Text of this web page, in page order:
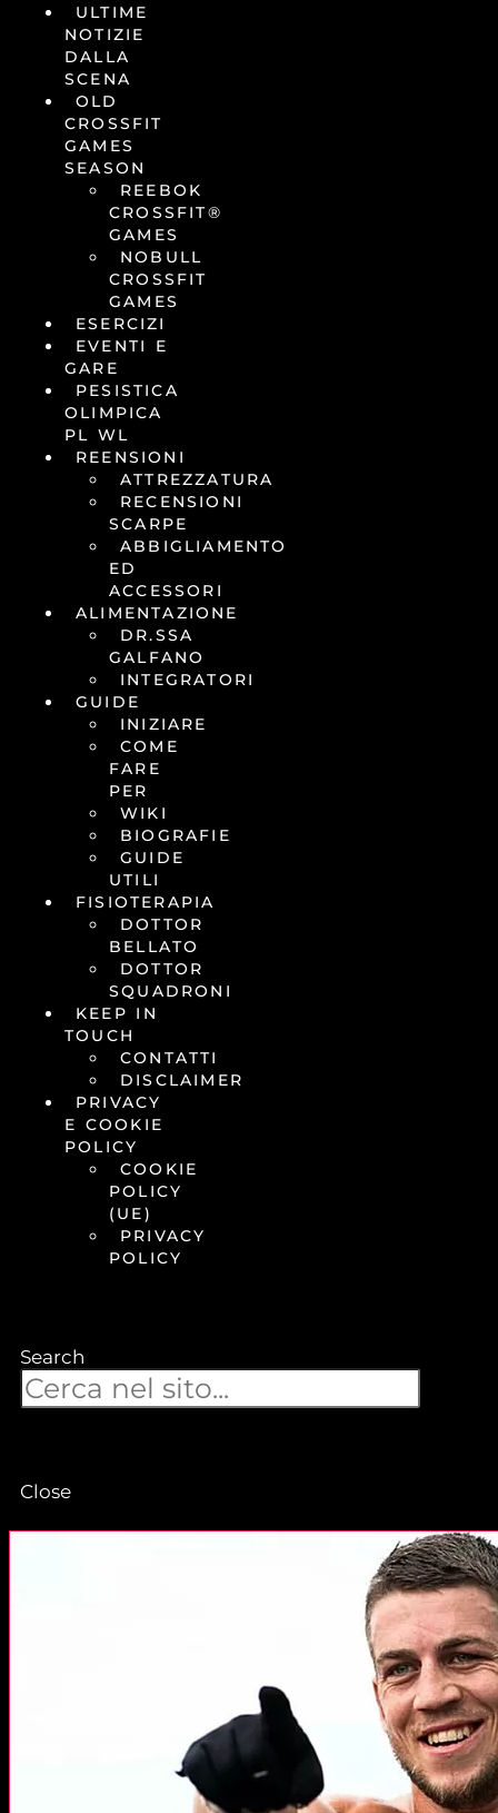
ULTIME
NOTIZIE
DALLA
SCENA
OLD
CROSSFIT
GAMES
SEASON
REEBOK
CROSSFIT®
GAMES
NOBULL
CROSSFIT
GAMES
ESERCIZI
EVENTI E
GARE
PESISTICA
OLIMPICA
PL WL
REENSIONI
ATTREZZATURA
RECENSIONI
SCARPE
ABBIGLIAMENTO
ED
ACCESSORI
ALIMENTAZIONE
DR.SSA
GALFANO
INTEGRATORI
GUIDE
INIZIARE
COME
FARE
PER
WIKI
BIOGRAFIE
GUIDE
UTILI
FISIOTERAPIA
DOTTOR
BELLATO
DOTTOR
SQUADRONI
KEEP IN
TOUCH
CONTATTI
DISCLAIMER
PRIVACY
E COOKIE
POLICY
COOKIE
POLICY
(UE)
PRIVACY
POLICY
Search
Close